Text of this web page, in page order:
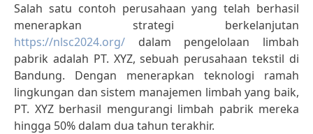
Salah satu contoh perusahaan yang telah berhasil
menerapkan strategi berkelanjutan
https://nlsc2024.org/ dalam pengelolaan limbah
pabrik adalah PT. XYZ, sebuah perusahaan tekstil di
Bandung. Dengan menerapkan teknologi ramah
lingkungan dan sistem manajemen limbah yang baik,
PT. XYZ berhasil mengurangi limbah pabrik mereka
hingga 50% dalam dua tahun terakhir.